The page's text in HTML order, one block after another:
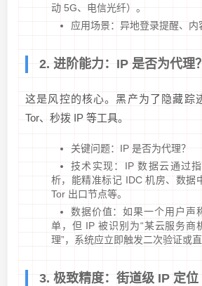
动 5G、电信光纤）。
应用场景：异地登录提醒、内
2. 进阶能力：IP 是否为代理？
这是风控的核心。黑产为了隐藏踪
Tor、秒拨 IP 等工具。
关键问题：IP 是否为代理？
技术实现：IP 数据云通过
析，能精准标记 IDC 机房、数据
Tor 出口节点等。
数据价值：如果一个用户声
单，但 IP 被识别为“某云服务商
理”，系统应立即触发二次验证或直
3. 极致精度：街道级 IP 定位